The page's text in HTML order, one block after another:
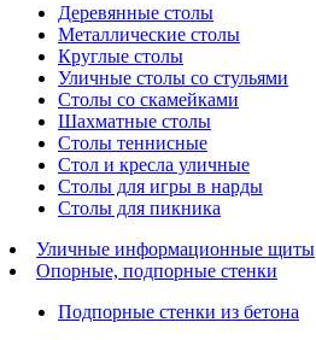
Деревянные столы
Металлические столы
Круглые столы
Уличные столы со стульями
Столы со скамейками
Шахматные столы
Cтолы теннисные
Стол и кресла уличные
Столы для игры в нарды
Столы для пикника
Уличные информационные щиты
Опорные, подпорные стенки
Подпорные стенки из бетона